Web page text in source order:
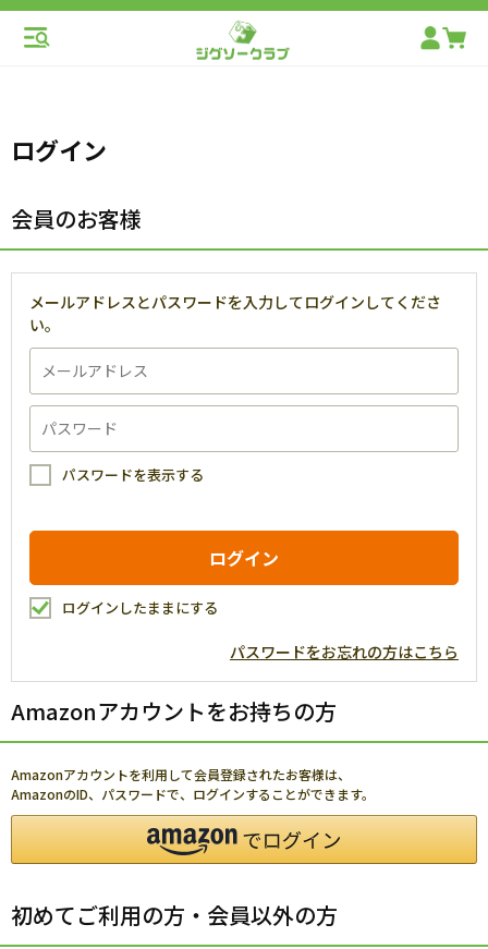
ログイン
会員のお客様
メールアドレスとパスワードを入力してログインしてくださ
い。
パスワードを表示する
ログインしたままにする
パスワードをお忘れの方はこちら
Amazonアカウントをお持ちの方
Amazonアカウントを利用して会員登録されたお客様は、
AmazonのID、パスワードで、ログインすることができます。
初めてご利用の方・会員以外の方